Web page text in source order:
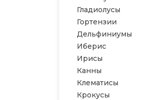
Гладиолусы
Гортензии
Дельфиниумы
Иберис
Ирисы
Канны
Клематисы
Крокусы